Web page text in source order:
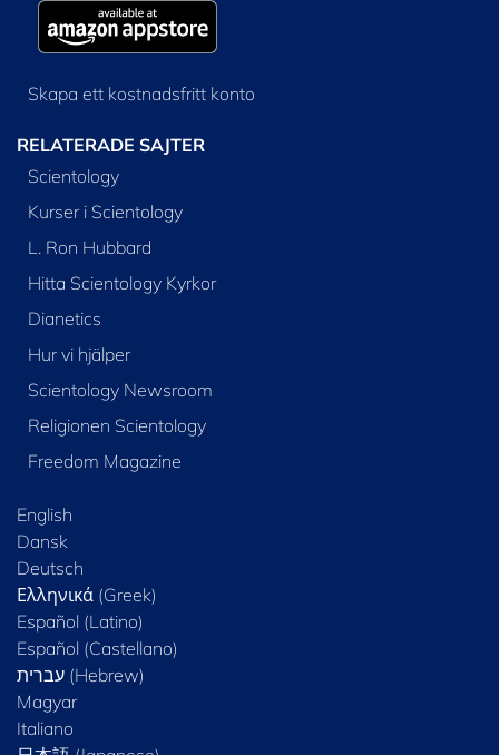
Skapa ett kostnadsfritt konto
RELATERADE SAJTER
Scientology
Kurser i Scientology
L. Ron Hubbard
Hitta Scientology Kyrkor
Dianetics
Hur vi hjälper
Scientology Newsroom
Religionen Scientology
Freedom Magazine
English
Dansk
Deutsch
Ελληνικά (Greek)
Español (Latino)
Español (Castellano)
Magyar
Italiano